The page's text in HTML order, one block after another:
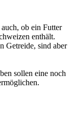
ob ein Futter
enthält.
Getreide, sind aber
sollen eine noch